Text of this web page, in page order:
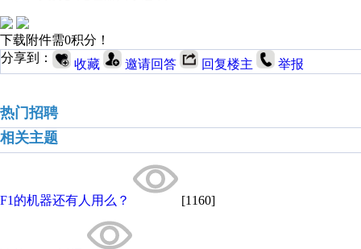
下载附件需0积分！
分享到：
收藏 邀请回答 回复楼主 举报
热门招聘
相关主题
F1的机器还有人用么？ [1160]